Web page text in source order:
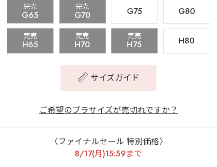
完売
G65
完売
G70 G75 G80
完売
H65
完売
H70
完売
H75 H80
サイズガイド
ご希望のブラサイズが売切れですか？
〈ファイナルセール 特別価格〉
8/17(月)15:59まで